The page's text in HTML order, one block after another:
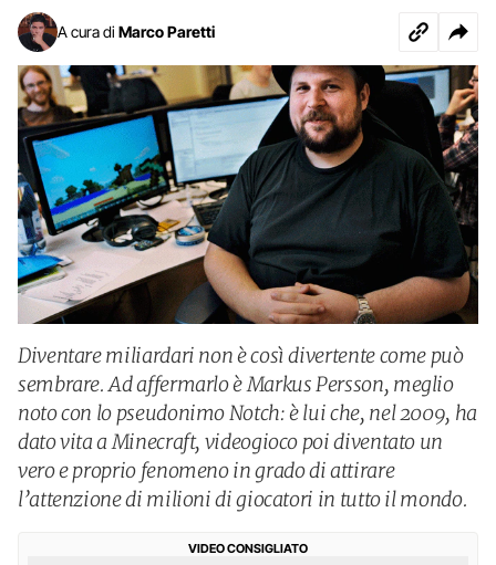
A cura di Marco Paretti
Diventare miliardari non è così divertente come può
sembrare. Ad affermarlo è Markus Persson, meglio
noto con lo pseudonimo Notch: è lui che, nel 2009, ha
dato vita a Minecraft, videogioco poi diventato un
vero e proprio fenomeno in grado di attirare
l’attenzione di milioni di giocatori in tutto il mondo.
VIDEO CONSIGLIATO